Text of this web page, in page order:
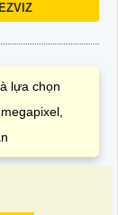
lựa chọn